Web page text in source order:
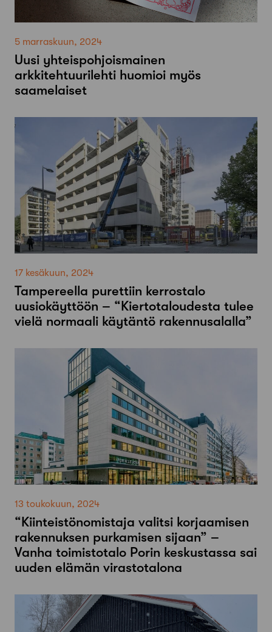
5 marraskuun, 2024
Uusi yhteispohjoismainen
arkkitehtuurilehti huomioi myös
saamelaiset
17 kesäkuun, 2024
Tampereella purettiin kerrostalo
uusiokäyttöön – “Kiertotaloudesta tulee
vielä normaali käytäntö rakennusalalla”
13 toukokuun, 2024
“Kiinteistönomistaja valitsi korjaamisen
rakennuksen purkamisen sijaan” –
Vanha toimistotalo Porin keskustassa sai
uuden elämän virastotalona